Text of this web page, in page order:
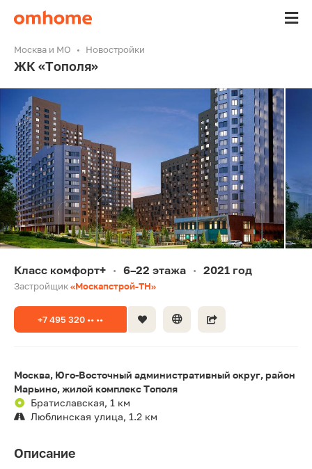
Москва и МО Новостройки
ЖК «Тополя»
Класс комфорт+ • 6–22 этажа • 2021 год
Застройщик«Москапстрой-ТН»
+7 495 320 •• ••
Москва, Юго-Восточный административный округ, район
Марьино, жилой комплекс Тополя
Братиславская, 1 км
Люблинская улица, 1.2 км
Описание